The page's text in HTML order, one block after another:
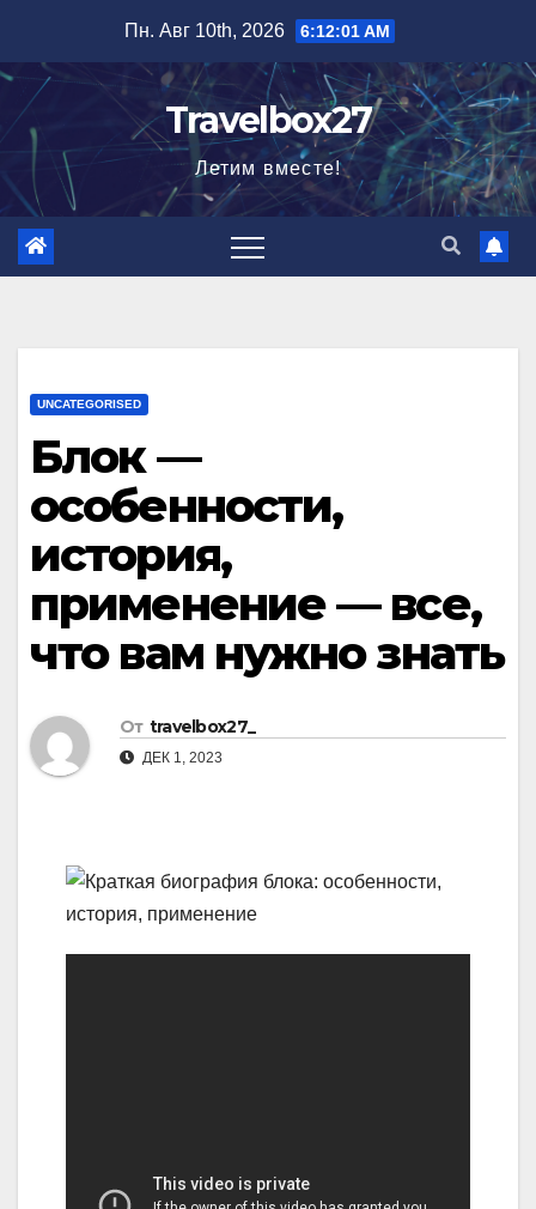
содержимому
Пн. Авг 10th, 2026 6:12:02 AM
Travelbox27
Летим вместе!
UNCATEGORISED
Блок —
особенности,
история,
применение — все,
что вам нужно знать
От travelbox27_
ДЕК 1, 2023